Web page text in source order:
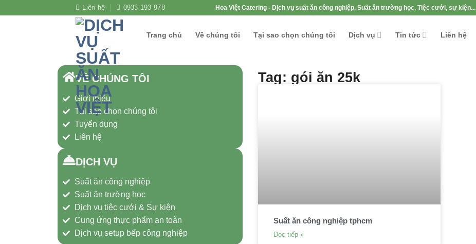
Liên hệ 0933 193 978 Hoa Việt Catering - Dịch vụ suất ăn công nghiệp, Suất ăn trường học, Tiệc cưới, sự kiện...
Trang chủ Về chúng tôi Tại sao chọn chúng tôi Dịch vụ Tin tức Liên hệ
VỀ CHÚNG TÔI
Giới thiệu
Tại sao chọn chúng tôi
Tuyển dụng
Liên hệ
DỊCH VỤ
Suất ăn công nghiệp
Suất ăn trường học
Dịch vụ tiệc cưới & Sự kiện
Cung ứng thực phẩm an toàn
Dịch vụ setup bếp công nghiệp
Tag: gói ăn 25k
Suất ăn công nghiệp tphcm
Đọc tiếp »